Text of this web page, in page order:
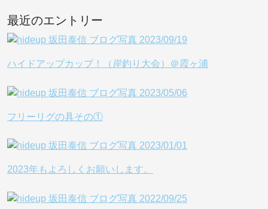
最近のエントリー
ハイドアップカップ！（岸釣り大会）＠霞ヶ浦
フリーリグの具その①
2023年もよろしくお願いします。